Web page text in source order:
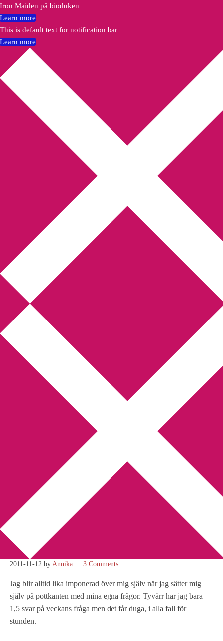
Annikas litteratur-
och kulturblogg
Deckare, kriminalromaner, thrillers
Hem Författarfemman
Webbshop Amazon
Bokbloggsjerka Bloggmaraton
Kriminalroman Min tv-blogg
You are here: Bokbloggsjerka
Mitt eget svar till helgens
bokbloggsjerka
Mitt eget svar till helgens
bokbloggsjerka
2011-11-12 by Annika 3 Comments
Jag blir alltid lika imponerad över mig själv när jag sätter mig
själv på pottkanten med mina egna frågor. Tyvärr har jag bara
1,5 svar på veckans fråga men det får duga, i alla fall för
stunden.
Iron Maiden på bioduken
Learn more
This is default text for notification bar
Learn more